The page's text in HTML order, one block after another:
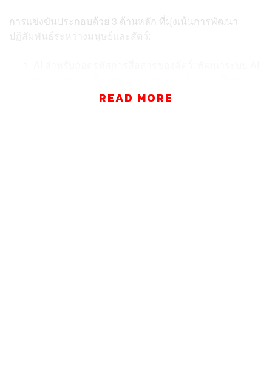
การแข่งขันประกอบด้วย 3 ด้านหลัก ที่มุ่งเน้นการพัฒนา
ปฏิสัมพันธ์ระหว่างมนุษย์และสัตว์:
และการแสดงออกของสัตว์
AI สำหรับส่งเสริมปฏิสัมพันธ์และความเข้าใจระหว่าง
READ MORE